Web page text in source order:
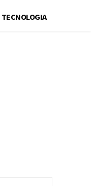
TECNOLOGIA